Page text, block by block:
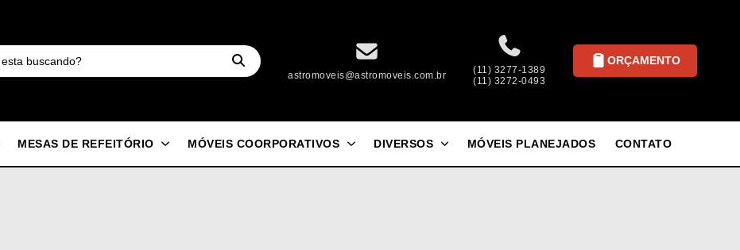
astromoveis@astromoveis.com.br
(11) 3277-1389
(11) 3272-0493
ORÇAMENTO
MESAS DE REFEITÓRIO MÓVEIS COORPORATIVOS DIVERSOS MÓVEIS PLANEJADOS CONTATO